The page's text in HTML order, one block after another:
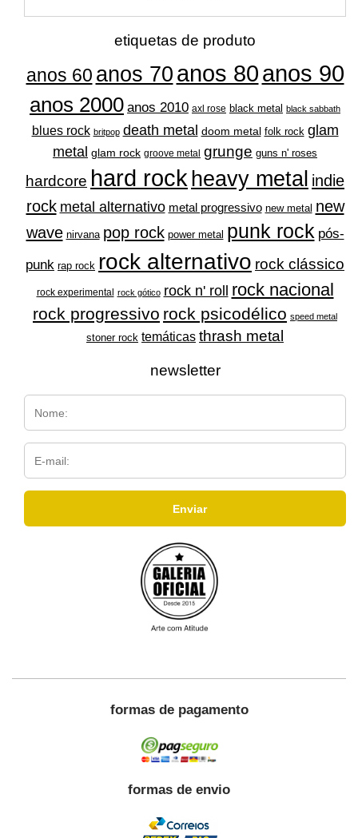
etiquetas de produto
anos 60 anos 70 anos 80anos 90
anos 2000 anos 2010 axl rose black metal black sabbath
blues rock britpop death metal doom metal folk rock glam
metal glam rock groove metal grunge guns n' roses
hardcore hard rock heavy metal indie
rock metal alternativo metal progressivo new metal new
wave nirvana pop rock power metal punk rock pós-
punk rap rock rock alternativo rock clássico
rock experimental rock gótico rock n' roll rock nacional
rock progressivo rock psicodélico speed metal
stoner rock temáticas thrash metal
newsletter
formas de pagamento
formas de envio